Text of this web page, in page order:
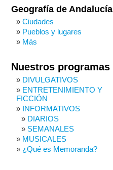
Geografía de Andalucía
Ciudades
Pueblos y lugares
Más
Nuestros programas
DIVULGATIVOS
ENTRETENIMIENTO Y
FICCIÓN
INFORMATIVOS
DIARIOS
SEMANALES
MUSICALES
¿Qué es Memoranda?